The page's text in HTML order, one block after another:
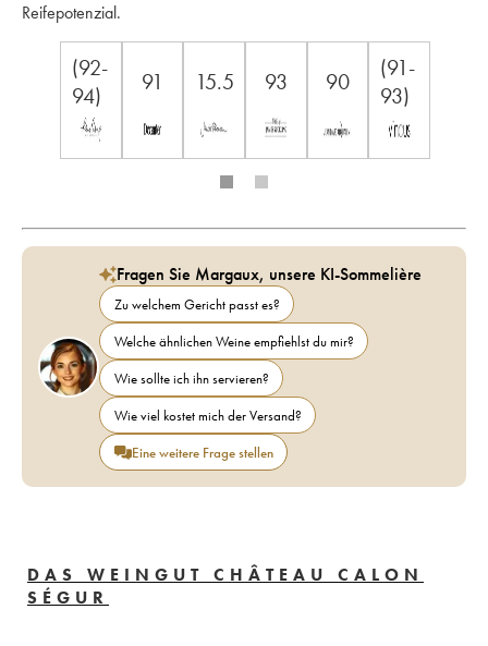
Reifepotenzial.
(92-
94)
91 15.5 93 90
(91-
93)
Fragen Sie Margaux, unsere KI-Sommelière
Zu welchem Gericht passt es?
Welche ähnlichen Weine empfiehlst du mir?
Wie sollte ich ihn servieren?
Wie viel kostet mich der Versand?
Eine weitere Frage stellen
DAS WEINGUT CHÂTEAU CALON
SÉGUR